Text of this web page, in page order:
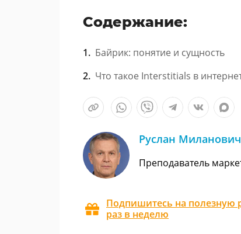
Содержание:
Байрик: понятие и сущность
Что такое Interstitials в
Руслан Миланович
Преподаватель
Подпишитесь на полезную
раз в неделю